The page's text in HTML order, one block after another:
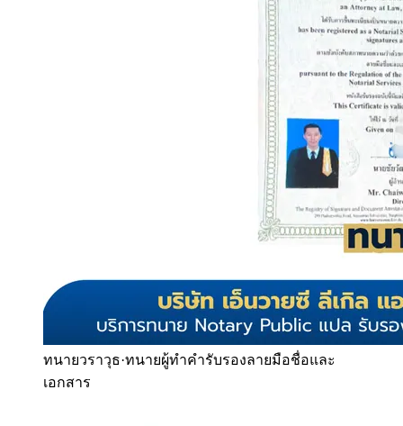
ทนายวราวุธ·ทนายผู้ทำคำรับรองลายมือชื่อและ
เอกสาร